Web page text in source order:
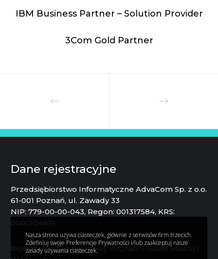
IBM Business Partner – Solution Provider
3Com Gold Partner
Dane rejestracyjne
Przedsiębiorstwo Informatyczne AdvaCom Sp. z o.o.
61-001 Poznań, ul. Zawady 33
NIP: 779-00-00-043, Regon: 001317584, KRS:
Rejestracja: Sąd Rejonowy Poznań – Nowe Miasto i
Nasza strona używa ciasteczek, głównie z serwisów firm trzecich.
Zdefiniuj swoje Preferencje Prywatności i/lub zaakceptuj nasze
zasady używania ciasteczek.